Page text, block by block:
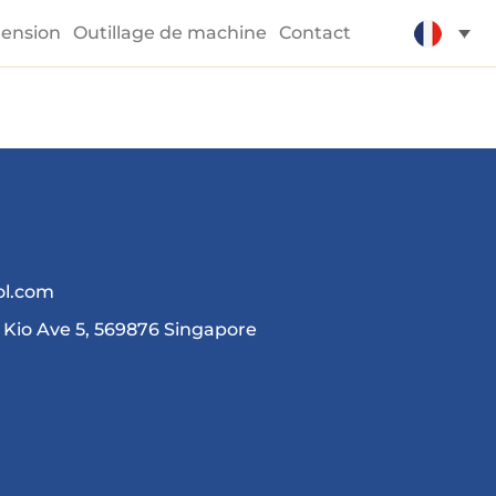
Outillage de machine Contact
Ave 5, 569876 Singapore